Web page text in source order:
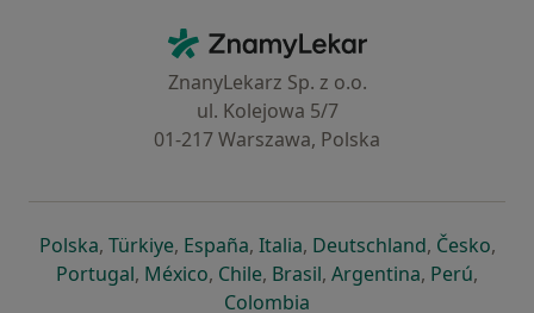
ZnamyLekar - Hlavní stránka
ZnanyLekarz Sp. z o.o.
ul. Kolejowa 5/7
01-217 Warszawa, Polska
Polskase otevře v nové záložce
, Türkiyese otevře v nové záložce
, Españase otevře v nové záložce
, Italiase otevře v nové záložce
, Deutschlandse otevře v
, Českose
,
Portugalse otevře v nové záložce
, Méxicose otevře v nové záložce
, Chilese otevře v nové záložce
, Brasilse otevře v nové
, Argentinase otevře v
, Perúse
,
Colombia